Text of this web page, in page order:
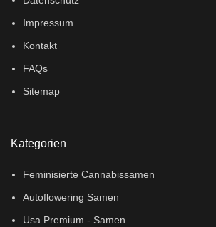
Impressum
Kontakt
FAQs
Sitemap
Kategorien
Feminisierte Cannabissamen
Autoflowering Samen
Usa Premium - Samen